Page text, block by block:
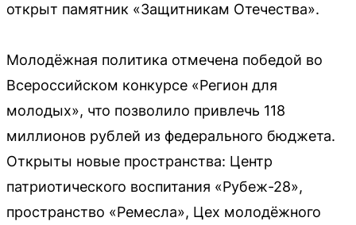
открыт памятник «Защитникам Отечества».
Молодёжная политика отмечена победой во
Всероссийском конкурсе «Регион для
молодых», что позволило привлечь 118
миллионов рублей из федерального бюджета.
Открыты новые пространства: Центр
патриотического воспитания «Рубеж-28»,
пространство «Ремесла», Цех молодёжного